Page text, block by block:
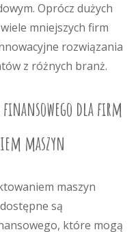
Oprócz dużych
mniejszych firm
rozwiązania
z różnych branż.
finansowego dla firm
maszyn
maszyn
są
które mogą